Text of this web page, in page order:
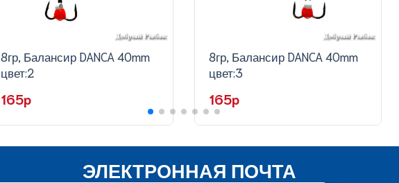
8гр, Балансир DANCA 40mm
цвет:2
165p
8гр, Балансир DANCA 40mm
цвет:3
165p
ЭЛЕКТРОННАЯ ПОЧТА